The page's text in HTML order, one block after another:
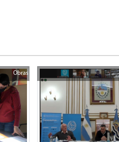
Obras